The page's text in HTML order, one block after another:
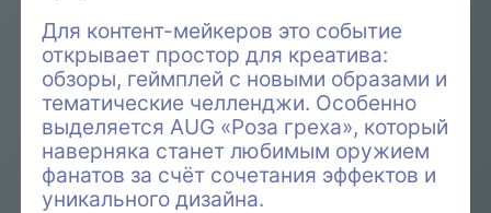
Для контент-мейкеров это событие
открывает простор для креатива:
обзоры, геймплей с новыми образами и
тематические челленджи. Особенно
выделяется AUG «Роза греха», который
наверняка станет любимым оружием
фанатов за счёт сочетания эффектов и
уникального дизайна.